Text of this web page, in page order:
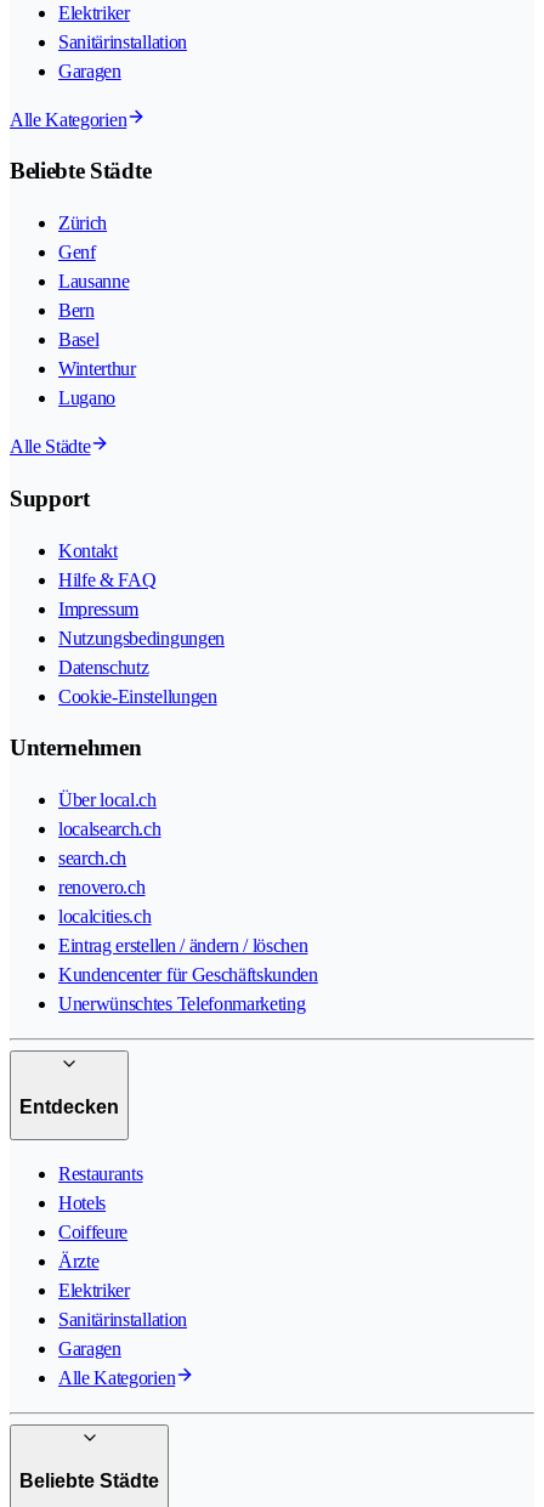
Elektriker
Sanitärinstallation
Garagen
Alle Kategorien
Beliebte Städte
Zürich
Genf
Lausanne
Bern
Basel
Winterthur
Lugano
Alle Städte
Support
Kontakt
Hilfe & FAQ
Impressum
Nutzungsbedingungen
Datenschutz
Cookie-Einstellungen
Unternehmen
Über local.ch
localsearch.ch
search.ch
renovero.ch
localcities.ch
Eintrag erstellen / ändern / löschen
Kundencenter für Geschäftskunden
Unerwünschtes Telefonmarketing
Entdecken
Restaurants
Hotels
Coiffeure
Ärzte
Elektriker
Sanitärinstallation
Garagen
Alle Kategorien
Beliebte Städte